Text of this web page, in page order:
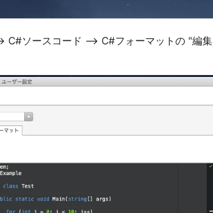
C#ソースコード --> C#フォーマットの "編集